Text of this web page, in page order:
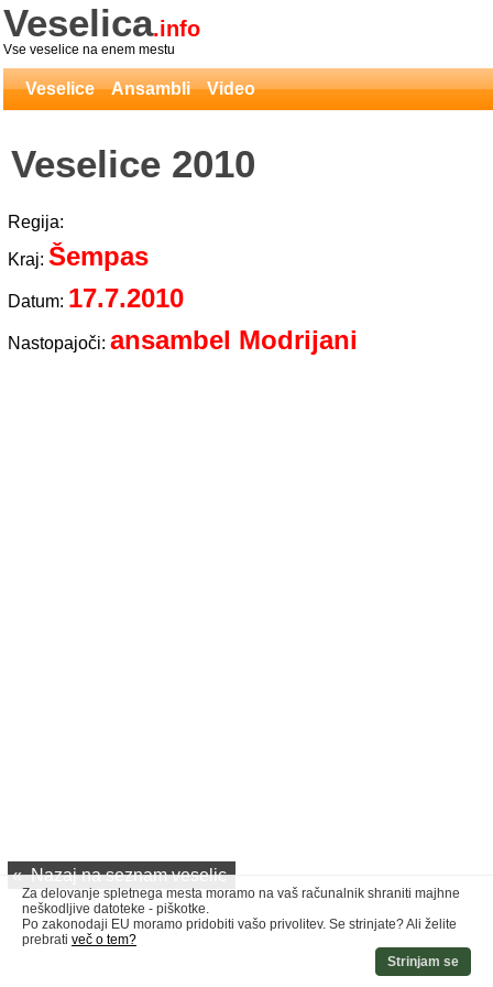
Veselica.info
Vse veselice na enem mestu
Veselice Ansambli Video
Veselice 2010
Regija:
Kraj: Šempas
Datum: 17.7.2010
Nastopajoči: ansambel Modrijani
« Nazaj na seznam veselic
Za delovanje spletnega mesta moramo na vaš računalnik shraniti majhne
neškodljive datoteke - piškotke.
Po zakonodaji EU moramo pridobiti vašo privolitev. Se strinjate? Ali želite
prebrati več o tem?
Strinjam se